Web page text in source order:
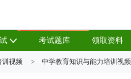
考试题库 领取资料
训视频 > 中学教育知识与能力培训视频